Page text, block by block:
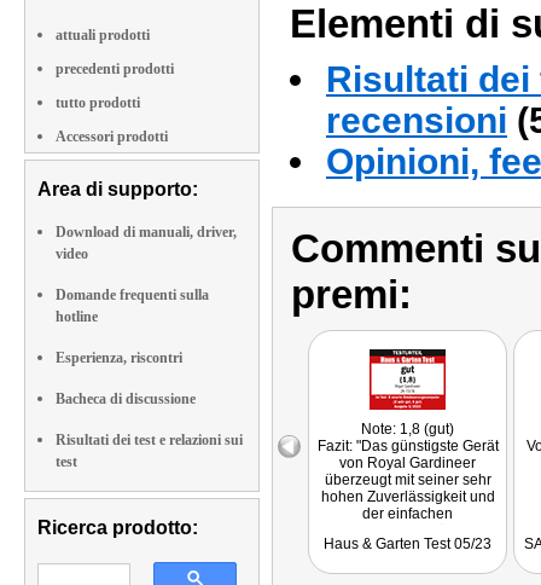
attuali prodotti
precedenti prodotti
tutto prodotti
Accessori prodotti
Area di supporto:
Download di manuali, driver,
video
Domande frequenti sulla
hotline
Esperienza, riscontri
Bacheca di discussione
Risultati dei test e relazioni sui
test
Ricerca prodotto:
Elementi di
Risultati
recensioni
Opinioni,
Commenti
premi:
Note: 1,8 (gut)
Fazit: "Das günstigste Gerät
von Royal Gardineer
überzeugt mit seiner sehr
hohen Zuverlässigkeit und
der einfachen
Elesion-App."
Haus & Garten Test 05/23